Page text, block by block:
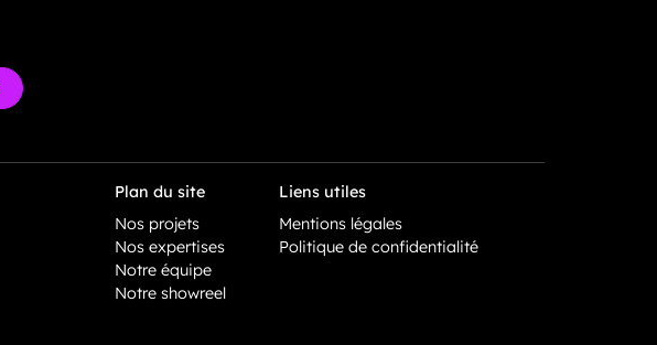
Plan du site
Nos projets
Nos expertises
Notre équipe
Notre showreel
Liens utiles
Mentions légales
Politique de confidentialité